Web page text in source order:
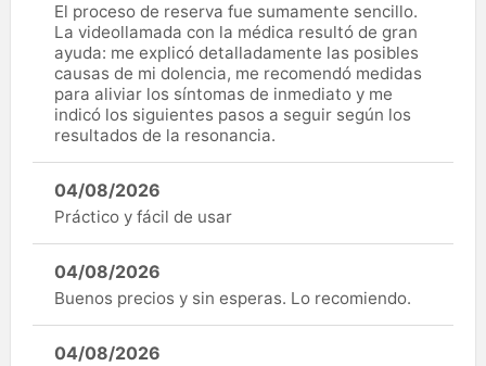
El proceso de reserva fue sumamente sencillo.
La videollamada con la médica resultó de gran
ayuda: me explicó detalladamente las posibles
causas de mi dolencia, me recomendó medidas
para aliviar los síntomas de inmediato y me
indicó los siguientes pasos a seguir según los
resultados de la resonancia.
04/08/2026
Práctico y fácil de usar
04/08/2026
Buenos precios y sin esperas. Lo recomiendo.
04/08/2026